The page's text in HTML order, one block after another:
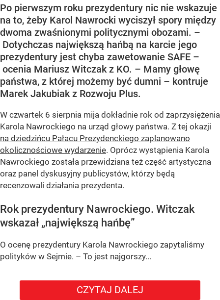
Po pierwszym roku prezydentury nic nie wskazuje
na to, żeby Karol Nawrocki wyciszył spory między
dwoma zwaśnionymi politycznymi obozami. –
Dotychczas największą hańbą na karcie jego
prezydentury jest chyba zawetowanie SAFE –
ocenia Mariusz Witczak z KO. – Mamy głowę
państwa, z której możemy być dumni – kontruje
Marek Jakubiak z Rozwoju Plus.
W czwartek 6 sierpnia mija dokładnie rok od zaprzysiężenia
Karola Nawrockiego na urząd głowy państwa. Z tej okazji
na dziedzińcu Pałacu Prezydenckiego zaplanowano
okolicznościowe wydarzenie. Oprócz wystąpienia Karola
Nawrockiego została przewidziana też część artystyczna
oraz panel dyskusyjny publicystów, którzy będą
recenzowali działania prezydenta.
Rok prezydentury Nawrockiego. Witczak
wskazał „największą hańbę”
O ocenę prezydentury Karola Nawrockiego zapytaliśmy
polityków w Sejmie. – To jest najgorszy...
CZYTAJ DALEJ